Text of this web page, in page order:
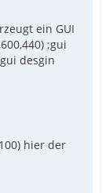
ein GUI
;gui
desgin
hier der